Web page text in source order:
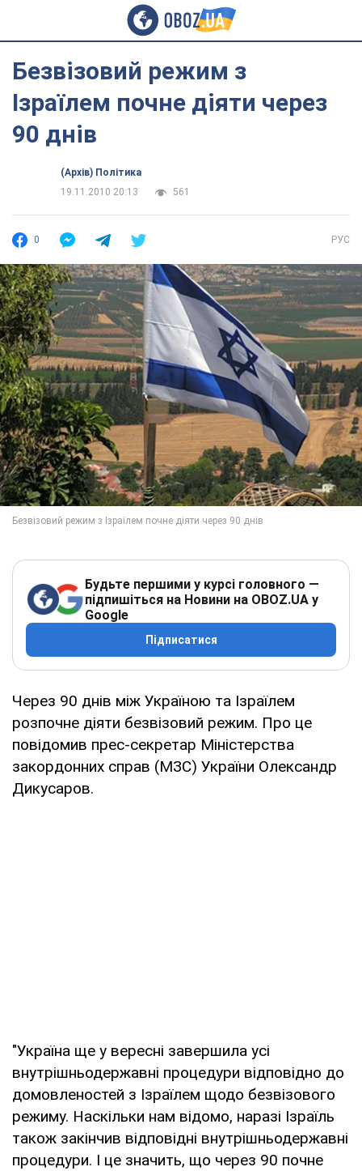
Безвізовий режим з
Ізраїлем почне діяти через
90 днів
(Архів) Політика
19.11.2010 20:13
561
0 РУС
Будьте першими у курсі головного —
підпишіться на Новини на OBOZ.UA у
Google
Підписатися
Через 90 днів між Україною та Ізраїлем
розпочне діяти безвізовий режим. Про це
повідомив прес-секретар Міністерства
закордонних справ (МЗС) України Олександр
Дикусаров.
"Україна ще у вересні завершила усі
внутрішньодержавні процедури відповідно до
домовленостей з Ізраїлем щодо безвізового
режиму. Наскільки нам відомо, наразі Ізраїль
також закінчив відповідні внутрішньодержавні
процедури. І це значить, що через 90 почне